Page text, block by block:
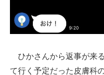
ひかさんから返事が来
て行く予定だった皮膚科